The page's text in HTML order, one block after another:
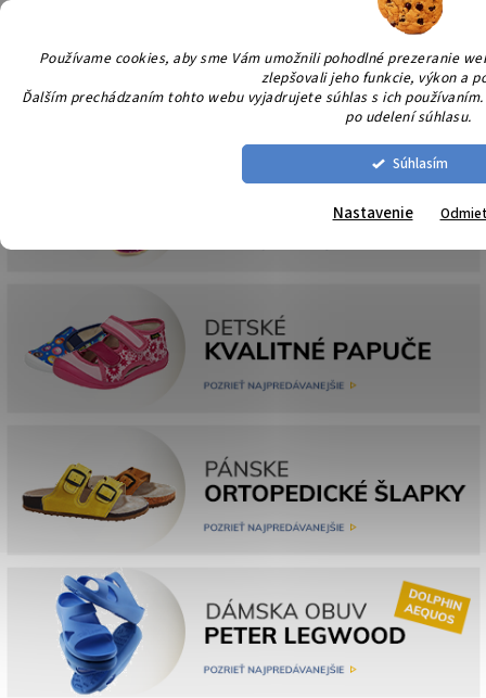
Používame cookies, aby sme Vám umožnili pohodlné prezeranie
zlepšovali jeho funkcie, výkon a
Ďalším prechádzaním tohto webu vyjadrujete súhlas s ich
po udelení súhlasu.
Súhlasím
Nastavenie
Prejsť